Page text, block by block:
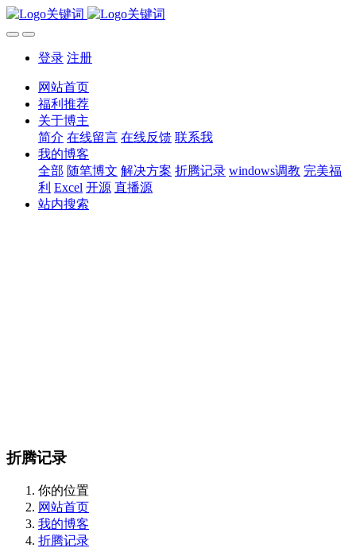
登录 注册
网站首页
福利推荐
关于博主
简介 在线留言 在线反馈 联系我
我的博客
全部 随笔博文 解决方案 折腾记录 windows调教 完美福
利 Excel 开源 直播源
站内搜索
折腾记录
你的位置
网站首页
我的博客
折腾记录